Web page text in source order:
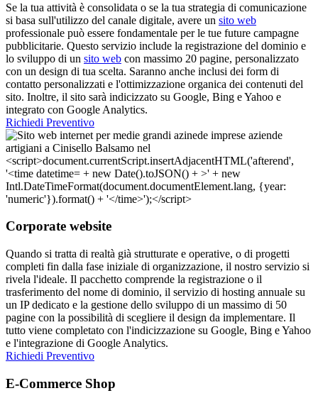
Se la tua attività è consolidata o se la tua strategia di comunicazione
si basa sull'utilizzo del canale digitale, avere un sito web
professionale può essere fondamentale per le tue future campagne
pubblicitarie. Questo servizio include la registrazione del dominio e
lo sviluppo di un sito web con massimo 20 pagine, personalizzato
con un design di tua scelta. Saranno anche inclusi dei form di
contatto personalizzati e l'ottimizzazione organica dei contenuti del
sito. Inoltre, il sito sarà indicizzato su Google, Bing e Yahoo e
integrato con Google Analytics.
Richiedi Preventivo
Corporate website
Quando si tratta di realtà già strutturate e operative, o di progetti
completi fin dalla fase iniziale di organizzazione, il nostro servizio si
rivela l'ideale. Il pacchetto comprende la registrazione o il
trasferimento del nome di dominio, il servizio di hosting annuale su
un IP dedicato e la gestione dello sviluppo di un massimo di 50
pagine con la possibilità di scegliere il design da implementare. Il
tutto viene completato con l'indicizzazione su Google, Bing e Yahoo
e l'integrazione di Google Analytics.
Richiedi Preventivo
E-Commerce Shop